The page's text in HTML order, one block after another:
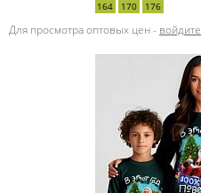
164
170 176
Для просмотра оптовых цен - войдите